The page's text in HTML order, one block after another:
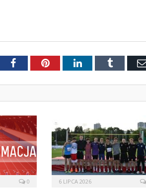
FacebookPinterestLinkedInTumblr
0 6 LIPCA 2026